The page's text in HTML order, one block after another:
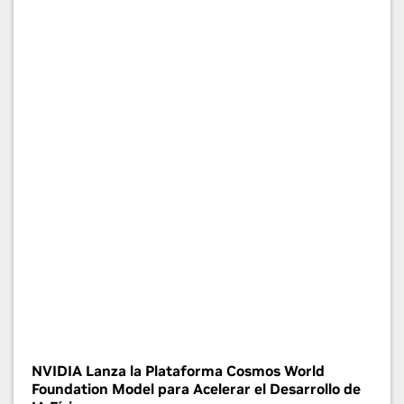
NVIDIA Lanza la Plataforma Cosmos World
Foundation Model para Acelerar el Desarrollo de